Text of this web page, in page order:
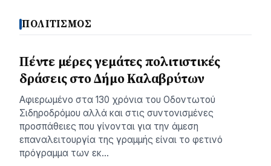
ΠΟΛΙΤΙΣΜΟΣ
Πέντε μέρες γεμάτες πολιτιστικές
δράσεις στο Δήμο Καλαβρύτων
Αφιερωμένο στα 130 χρόνια του Οδοντωτού
Σιδηροδρόμου αλλά και στις συντονισμένες
προσπάθειες που γίνονται για την άμεση
επαναλειτουργία της γραμμής είναι το φετινό
πρόγραμμα των εκ…